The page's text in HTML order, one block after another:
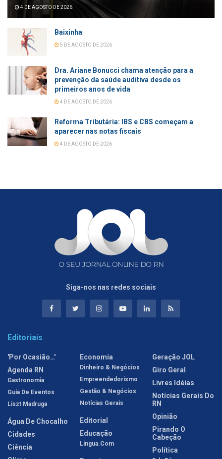
4 DE AGOSTO DE 2026
Baixinha
5 DE AGOSTO DE 2026
Dra. Ariane Bonucci chama atenção para a
prevenção da saúde auditiva desde os
primeiros anos de vida
4 DE AGOSTO DE 2026
Reforma Tributária: IBS e CBS começam a
aparecer nas notas fiscais
4 DE AGOSTO DE 2026
Siga-nos nas redes sociais
Editoriais
'Por Ocasião…'
Agenda RN
Gastronomia
Guia De Eventos
Liszt Madruga
Água De Chocalho
Cidades
Ciência
Economia
Dinheiro & Negócios
Empreendedorismo
Gestão & Negócios
Notícias Gerais
Editorial
Educação
Língua.com
Geração JOL
Giro Geral
Livres Idéias
Notícias Gerais Do
RN
Opinião
Pirando O
Cabeção
Política